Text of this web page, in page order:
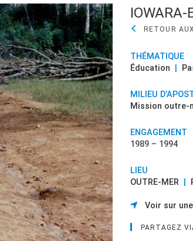
IOWARA-
THÉMATIQUE
Éducation
MILIEU
Mission outre-
ENGAGEMENT
1989 – 1994
LIEU
OUTRE-MER
Voir sur
PARTAGEZ